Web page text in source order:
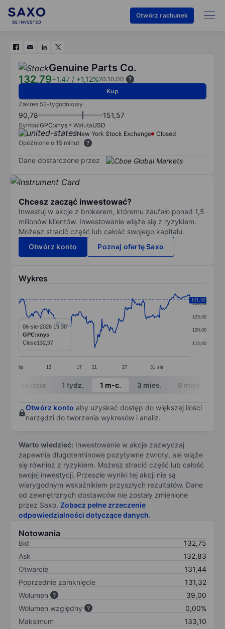
Otwórz rachunek
Genuine Parts Co.
132,79+1,47 / +1,12%20:10:00
Kup
Zakres 52-tygodniowy
90,78 151,57
SymbolGPC:xnys WalutaUSD
New York Stock Exchange
Closed
Opóźnione o 15 minut
Dane dostarczone przez
Chcesz zacząć inwestować?
Inwestuj w akcje z brokerem, któremu zaufało ponad 1,5
milionów klientów. Inwestowanie wiąże się z ryzykiem.
Możesz stracić część lub całość swojego kapitału.
Otwórz konto
Poznaj ofertę Saxo
Wykres
Line chart with 295 data points.
The chart has 1 X axis displaying categories.
The chart has 1 Y axis displaying values. Data ranges
lip 13 17 21 27 31 sie
115,00
120,00
125,00
130,00
131,32
06-sie-2026 19:30
GPC:xnys
Close132,97
End of interactive chart.
W ciągu dnia 1 tydz. 1 m-c. 3 mies. 6 mies.
Otwórz konto aby uzyskać dostęp do większej ilości
narzędzi do tworzenia wykresów i analiz.
Warto wiedzieć: Inwestowanie w akcje zazwyczaj
zapewnia długoterminowe pozytywne zwroty, ale wiąże
się również z ryzykiem. Możesz stracić część lub całość
swojej inwestycji. Przeszłe wyniki tej akcji nie są
wiarygodnym wskaźnikiem przyszłych rezultatów. Dane
od zewnętrznych dostawców nie zostały zmienione
przez Saxo. Zobacz pełne zrzeczenie
odpowiedzialności dotyczące danych.
Notowania
Bid
132,75
Ask
132,83
Otwarcie
131,44
Poprzednie zamknięcie
131,32
Wolumen
39,00
Wolumen względny
0,00%
Maksimum
133,10